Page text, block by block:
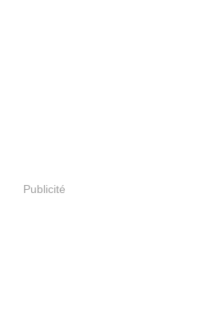
Publicité